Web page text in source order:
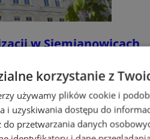
w Siemianowicach
kamienic
korzystanie z
używamy plików cookie i
i uzyskiwania dostępu do
do przetwarzania danych